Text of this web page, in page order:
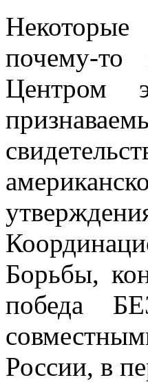
почему-то
Центром
Борьбы,
победа
России, в